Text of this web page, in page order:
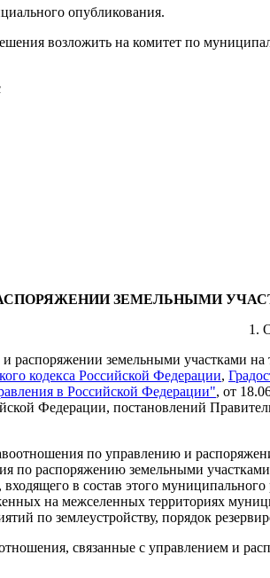
опубликования.
возложить на комитет по
ЗЕМЕЛЬНЫМИ
1.
земельными участками на
кодекса Российской Федерации,
в Российской Федерации", от
Федерации, постановлений
по управлению и
по распоряжению земельными
в состав этого
на межселенных территориях
по землеустройству, порядок
связанные с управлением и